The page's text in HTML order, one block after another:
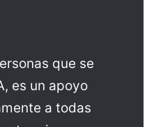
que se
es un apoyo
a todas